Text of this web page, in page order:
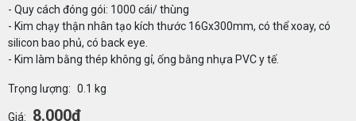
- Quy cách đóng gói: 1000 cái/ thùng
- Kim chạy thận nhân tạo kích thước 16Gx300mm, có thể xoay, có
silicon bao phủ, có back eye.
- Kim làm bằng thép không gỉ, ống bằng nhựa PVC y tế.
Trọng lượng: 0.1 kg
Giá: 8.000đ